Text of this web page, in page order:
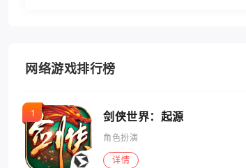
网络游戏排行榜
剑侠世界：起源
角色扮演
详情